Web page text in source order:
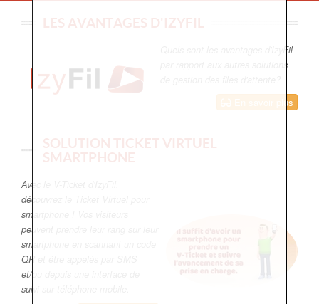
LES AVANTAGES D'IZYFIL
Quels sont les avantages d'IzyFil
par rapport aux autres solutions
En savoir plus
SOLUTION TICKET VIRTUEL
SMARTPHONE
Avec le V-Ticket d'IzyFil,
découvrez le Ticket Virtuel pour
smartphone ! Vos visiteurs
peuvent prendre leur rang sur leur
smartphone en scannant un code
QR et être appelés par SMS
et/ou depuis une interface de
suivi sur téléphone mobile.